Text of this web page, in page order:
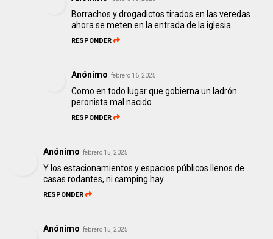
Borrachos y drogadictos tirados en las veredas
ahora se meten en la entrada de la iglesia
RESPONDER
Anónimo febrero 16, 2025
Como en todo lugar que gobierna un ladrón
peronista mal nacido.
RESPONDER
Anónimo febrero 15, 2025
Y los estacionamientos y espacios públicos llenos de
casas rodantes, ni camping hay
RESPONDER
Anónimo febrero 15, 2025